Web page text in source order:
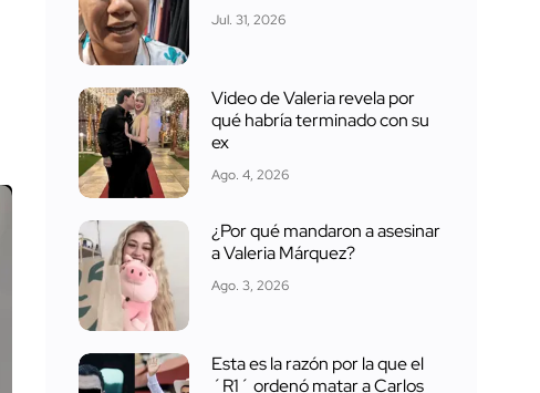
Jul. 31, 2026
Video de Valeria revela por
qué habría terminado con su
ex
Ago. 4, 2026
¿Por qué mandaron a asesinar
a Valeria Márquez?
Ago. 3, 2026
Esta es la razón por la que el
´R1´ ordenó matar a Carlos